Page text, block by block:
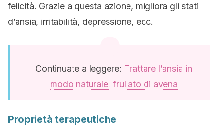
felicità. Grazie a questa azione, migliora gli stati
d’ansia, irritabilità, depressione, ecc.
Continuate a leggere: Trattare l’ansia in
modo naturale: frullato di avena
Proprietà terapeutiche